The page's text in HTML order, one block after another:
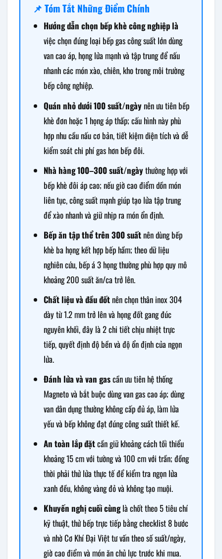
📌 Tóm Tắt Những Điểm Chính
Hướng dẫn chọn bếp khè công nghiệp là
việc chọn đúng loại bếp gas công suất lớn dùng
van cao áp, họng lửa mạnh và tập trung để nấu
nhanh các món xào, chiên, kho trong môi trường
bếp công nghiệp.
Quán nhỏ dưới 100 suất/ngàynên ưu tiên bếp
khè đơn hoặc 1 họng áp thấp; cấu hình này phù
hợp nhu cầu nấu cơ bản, tiết kiệm diện tích và dễ
kiểm soát chi phí gas hơn bếp đôi.
Nhà hàng 100–300 suất/ngàythường hợp với
bếp khè đôi áp cao; nếu giờ cao điểm dồn món
liên tục, công suất mạnh giúp tạo lửa tập trung
để xào nhanh và giữ nhịp ra món ổn định.
Bếp ăn tập thể trên 300 suấtnên dùng bếp
khè ba họng kết hợp bếp hầm; theo dữ liệu
nghiên cứu, bếp á 3 họng thường phù hợp quy mô
khoảng 200 suất ăn/ca trở lên.
Chất liệu và đầu đốtnên chọn thân inox 304
dày từ 1.2 mm trở lên và họng đốt gang đúc
nguyên khối, đây là 2 chi tiết chịu nhiệt trực
tiếp, quyết định độ bền và độ ổn định của ngọn
lửa.
Đánh lửa và van gascần ưu tiên hệ thống
Magneto và bắt buộc dùng van gas cao áp; dùng
van dân dụng thường không cấp đủ áp, làm lửa
yếu và bếp không đạt đúng công suất thiết kế.
An toàn lắp đặtcần giữ khoảng cách tối thiểu
khoảng 15 cm với tường và 100 cm với trần; đồng
thời phải thử lửa thực tế để kiểm tra ngọn lửa
xanh đều, không vàng đỏ và không tạo muội.
Khuyến nghị cuối cùnglà chốt theo 5 tiêu chí
kỹ thuật, thử bếp trực tiếp bằng checklist 8 bước
và nhờ Cơ Khí Đại Việt tư vấn theo số suất/ngày,
giờ cao điểm và món ăn chủ lực trước khi mua.